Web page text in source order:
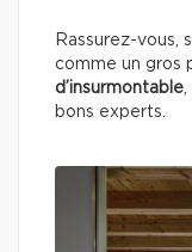
Rassurez-vous,
comme un gros
d’insurmontable,
bons experts.